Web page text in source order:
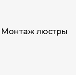
Монтаж люстры